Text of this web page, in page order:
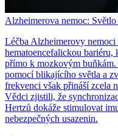
Alzheimerova nemoc:
Léčba Alzheimerovy nemoci
hematoencefalickou
přímo k mozkovým
pomocí blikajícího světla a
frekvenci však přináší zcela
Vědci zjistili, že
Hertzů dokáže stimulovat
nebezpečných usazenin.